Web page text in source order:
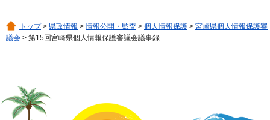
トップ> 県政情報 >情報公開・監査 > 個人情報保護 > 宮崎県個人情報保護審
議会 > 第15回宮崎県個人情報保護審議会議事録